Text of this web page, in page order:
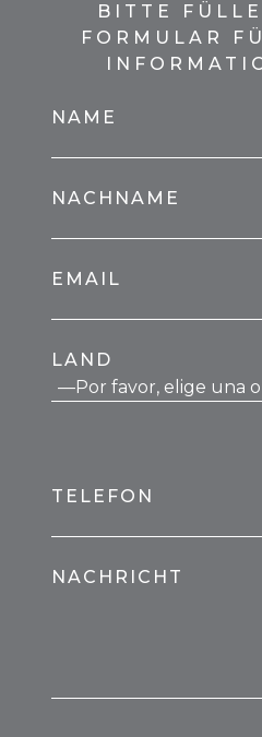
BITTE
FORMULAR
NAME
NACHNAME
EMAIL
LAND
TELEFON
NACHRICHT